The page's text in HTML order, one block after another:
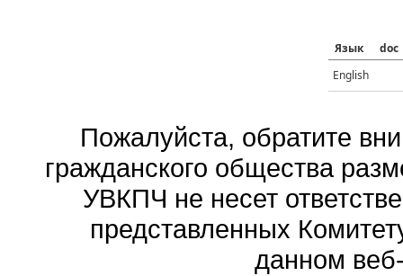
Язык
doc
English
Пожалуйста, обратите
гражданского общества
УВКПЧ не несет
представленных
данном